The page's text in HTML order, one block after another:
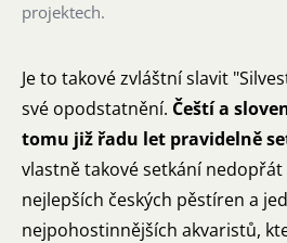
projektech.
Je to takové zvláštní slavit
své opodstatnění. Čeští a
tomu již řadu let pravidelně
vlastně takové setkání
nejlepších českých pěstíren a
nejpohostinnějších akvaristů,